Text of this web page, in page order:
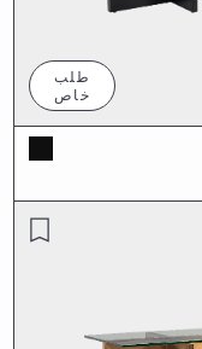
طلب
خاص